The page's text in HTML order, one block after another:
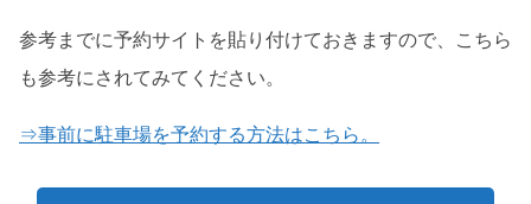
参考までに予約サイトを貼り付けておきますので、こちら
も参考にされてみてください。
⇒事前に駐車場を予約する方法はこちら。